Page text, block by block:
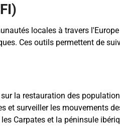
locales à travers
Ces outils permettent de
la restauration des
et surveiller les mouvements
Carpates et la péninsule